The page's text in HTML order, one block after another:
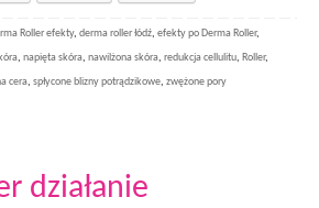
Roller efekty,derma roller łódź,efekty po Derma Roller,
, napięta skóra, nawilżona skóra, redukcja cellulitu, Roller,
cera, spłycone blizny potrądzikowe, zwężone pory
działanie